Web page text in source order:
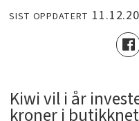
SIST OPPDATERT
Kiwi vil i år
kroner i